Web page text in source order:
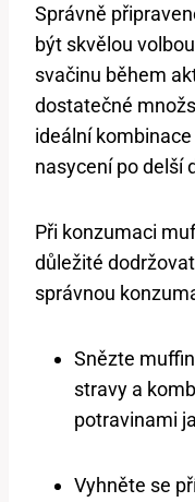
Správně
být skvělou
svačinu během
dostatečné
ideální
nasycení po delší
Při konzumaci
důležité
správnou
Snězte
stravy a
potravinami
Vyhněte se